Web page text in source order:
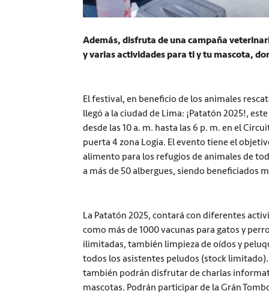
Además, disfruta de una campaña
y varias actividades para ti y tu mascota,
El festival, en beneficio de los animales
llegó a la ciudad de Lima: ¡Patatón 2025!,
desde las 10 a. m. hasta las 6 p. m. en el
puerta 4 zona Logia. El evento tiene el
alimento para los refugios de animales de
a más de 50 albergues, siendo beneficiados
La Patatón 2025, contará con diferentes
como más de 1000 vacunas para gatos y
ilimitadas, también limpieza de oídos y
todos los asistentes peludos (stock
también podrán disfrutar de charlas
mascotas. Podrán participar de la Grán